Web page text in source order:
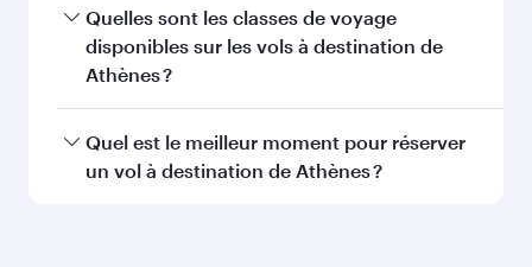
Vous pouvez voyager directement à Athènes
avec Qatar Airways. Nous desservons plus de
150 destinations via Doha, avec des
Quelles sont les classes de voyage
disponibles sur les vols à destination de
Athènes ?
La disponibilité des classes de voyage dépend
de l'itinéraire et de la compagnie aérienne
Quel est le meilleur moment pour réserver
un vol à destination de Athènes ?